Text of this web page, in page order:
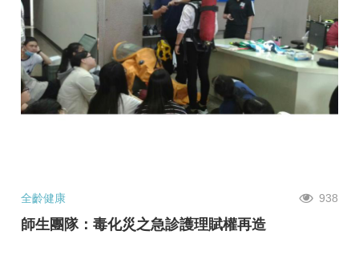
全齡健康 938
師生團隊：毒化災之急診護理賦權再造